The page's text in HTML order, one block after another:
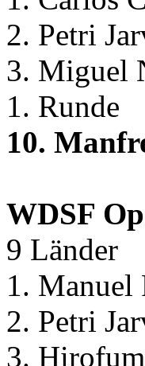
2. Petri
3. Miguel
1. Runde
10.
WDSF
9 Länder
1. Manuel
2. Petri
3.